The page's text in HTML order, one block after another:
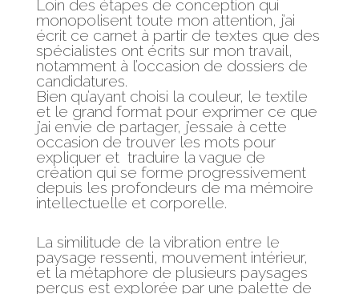
Loin des étapes de conception qui
monopolisent toute mon attention, j’ai
écrit ce carnet à partir de textes que des
spécialistes ont écrits sur mon travail,
notamment à l’occasion de dossiers de
candidatures.
Bien qu’ayant choisi la couleur, le textile
et le grand format pour exprimer ce que
j’ai envie de partager, j’essaie à cette
occasion de trouver les mots pour
expliquer et traduire la vague de
création qui se forme progressivement
depuis les profondeurs de ma mémoire
intellectuelle et corporelle.
La similitude de la vibration entre le
paysage ressenti, mouvement intérieur,
et la métaphore de plusieurs paysages
perçus est explorée par une palette de